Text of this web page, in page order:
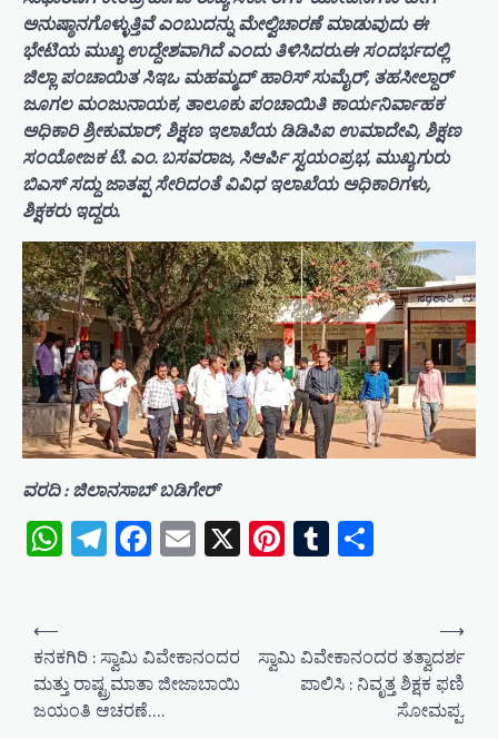
ಅನುಷ್ಠಾನಗೊಳ್ಳುತ್ತಿವೆ ಎಂಬುದನ್ನು ಮೇಲ್ವಿಚಾರಣೆ ಮಾಡುವುದು ಈ
ಭೇಟಿಯ ಮುಖ್ಯ ಉದ್ದೇಶವಾಗಿದೆ ಎಂದು ತಿಳಿಸಿದರು.ಈ ಸಂದರ್ಭದಲ್ಲಿ
ಜಿಲ್ಲಾ ಪಂಚಾಯಿತ ಸಿಇಒ ಮಹಮ್ಮದ್‌ ಹಾರಿಸ್‌ ಸುಮೈರ್‌, ತಹಸೀಲ್ದಾರ್
ಜೂಗಲ ಮಂಜುನಾಯಕ, ತಾಲೂಕು ಪಂಚಾಯಿತಿ ಕಾರ್ಯನಿರ್ವಾಹಕ
ಅಧಿಕಾರಿ ಶ್ರೀಕುಮಾರ್, ಶಿಕ್ಷಣ ಇಲಾಖೆಯ ಡಿಡಿಪಿಐ ಉಮಾದೇವಿ, ಶಿಕ್ಷಣ
ಸಂಯೋಜಕ ಟಿ. ಎಂ. ಬಸವರಾಜ, ಸಿಆರ್ಪಿ ಸ್ವಯಂಪ್ರಭ, ಮುಖ್ಯಗುರು
ಬಿಎಸ್ ಸದ್ದು ಜಾತಪ್ಪ ಸೇರಿದಂತೆ ವಿವಿಧ ಇಲಾಖೆಯ ಅಧಿಕಾರಿಗಳು,
ಶಿಕ್ಷಕರು ಇದ್ದರು.
ವರದಿ : ಜಿಲಾನಸಾಬ್ ಬಡಿಗೇರ್
WhatsApp
Telegram
Facebook
Email
X Pinterest
Tumblr
⟵
ಕನಕಗಿರಿ : ಸ್ವಾಮಿ ವಿವೇಕಾನಂದರ
ಮತ್ತು ರಾಷ್ಟ್ರಮಾತಾ ಜೀಜಾಬಾಯಿ
ಜಯಂತಿ ಆಚರಣೆ….
ಸ್ವಾಮಿ ವಿವೇಕಾನಂದರ ತತ್ವಾದರ್ಶ
ಪಾಲಿಸಿ : ನಿವೃತ್ತ ಶಿಕ್ಷಕ ಫಣಿ
ಸೋಮಪ್ಪ.
⟶